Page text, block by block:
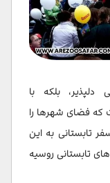
دلپذیر، بلکه با
که فضای شهرها را
تابستانی به این
تابستانی روسیه